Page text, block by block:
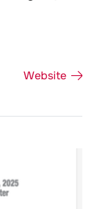
Website